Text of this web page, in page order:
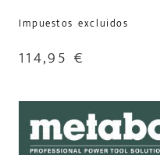
Impuestos excluidos
114,95€